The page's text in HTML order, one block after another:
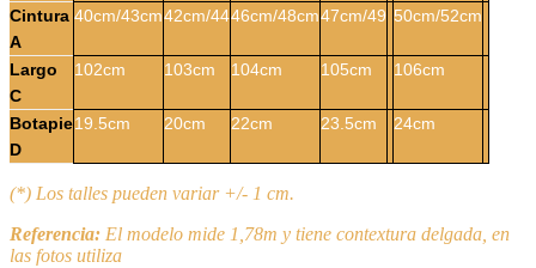
Cintura
A
40cm/43cm42cm/4446cm/48cm47cm/49 50cm/52cm
Largo
C
102cm 103cm 104cm 105cm 106cm
Botapie
D
19.5cm 20cm 22cm 23.5cm 24cm
(*) Los talles pueden variar +/- 1 cm.
Referencia: El modelo mide 1,78m y tiene contextura delgada, en
las fotos utiliza